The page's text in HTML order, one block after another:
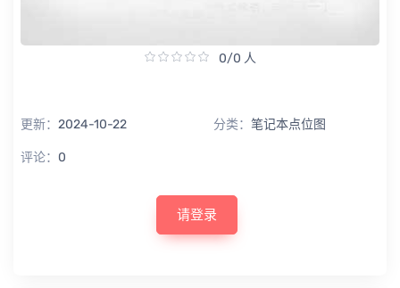
0/0 人
更新： 2024-10-22 分类： 笔记本点位图
评论： 0
请登录